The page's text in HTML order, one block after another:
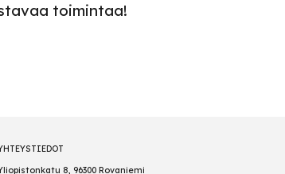
toimintaa!
8, 96300 Rovaniemi